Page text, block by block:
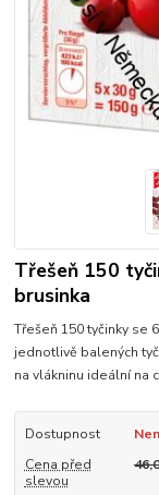
Třešeň 150
brusinka
Třešeň 150 tyčinky se
jednotlivě balených
na vlákninu ideální na
Dostupnost
Cena před
slevou